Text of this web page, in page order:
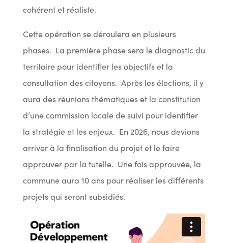
cohérent et réaliste.
Cette opération se déroulera en plusieurs
phases. La première phase sera le diagnostic du
territoire pour identifier les objectifs et la
consultation des citoyens. Après les élections, il y
aura des réunions thématiques et la constitution
d’une commission locale de suivi pour identifier
la stratégie et les enjeux. En 2026, nous devions
arriver à la finalisation du projet et le faire
approuver par la tutelle. Une fois approuvée, la
commune aura 10 ans pour réaliser les différents
projets qui seront subsidiés.